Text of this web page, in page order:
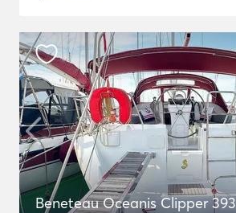
Beneteau Oceanis Clipper 393